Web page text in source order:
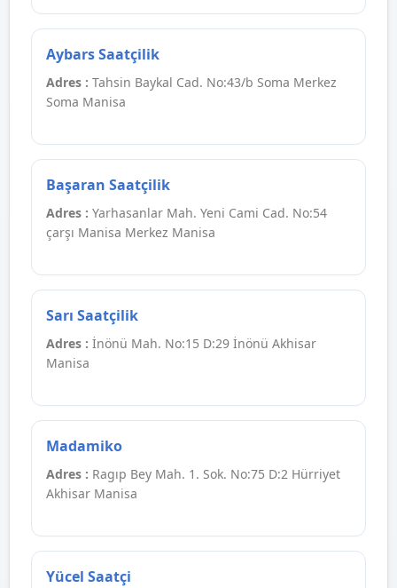
Aybars Saatçilik
Adres : Tahsin Baykal Cad. No:43/b Soma Merkez
Soma Manisa
Başaran Saatçilik
Adres : Yarhasanlar Mah. Yeni Cami Cad. No:54
çarşı Manisa Merkez Manisa
Sarı Saatçilik
Adres : İnönü Mah. No:15 D:29 İnönü Akhisar
Manisa
Madamiko
Adres : Ragıp Bey Mah. 1. Sok. No:75 D:2 Hürriyet
Akhisar Manisa
Yücel Saatçi